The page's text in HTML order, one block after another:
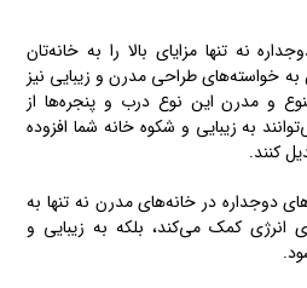
نه تنها مزایای بالا را به خانه‌تان
به خواسته‌های طراحی مدرن و زیبایی نیز
و مدرن این نوع درب و پنجره‌ها از
به زیبایی و شکوه خانه شما افزوده
کنند.
دوجداره در خانه‌های مدرن نه تنها به
انرژی کمک می‌کند، بلکه به زیبایی و